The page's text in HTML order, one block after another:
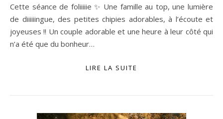
Cette séance de foliiiiie ✨ Une famille au top, une lumière
de diiiiiingue, des petites chipies adorables, à l’écoute et
joyeuses !! Un couple adorable et une heure à leur côté qui
n’a été que du bonheur…
LIRE LA SUITE